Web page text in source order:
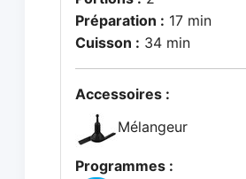
Préparation : 17 min
Cuisson : 34 min
Accessoires :
Mélangeur
Programmes :